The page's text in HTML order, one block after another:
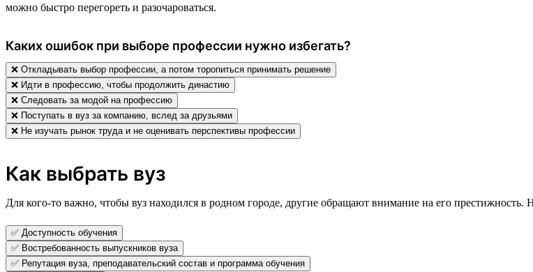
можно быстро перегореть и разочароваться.
Каких ошибок при выборе профессии нужно избегать?
❌ Откладывать выбор профессии, а потом торопиться принимать решение
❌ Идти в профессию, чтобы продолжить династию
❌ Следовать за модой на профессию
❌ Поступать в вуз за компанию, вслед за друзьями
❌ Не изучать рынок труда и не оценивать перспективы профессии
Как выбрать вуз
Для кого-то важно, чтобы вуз находился в родном городе, другие обращают внимание на его престижность.
✅ Доступность обучения
✅ Востребованность выпускников вуза
✅ Репутация вуза, преподавательский состав и программа обучения